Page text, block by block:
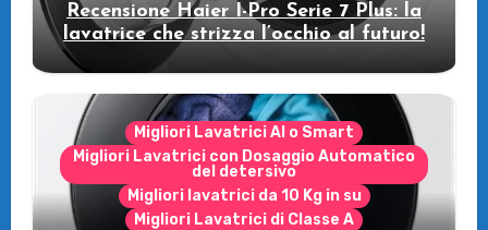
Recensione Haier I-Pro Serie 7 Plus: la
lavatrice che strizza l’occhio al futuro!
Migliori Lavatrici AI o Smart
Migliori Lavatrici con Dosaggio Automatico
del detersivo
Migliori lavatrici da 10 Kg in su
Migliori Lavatrici di Classe A